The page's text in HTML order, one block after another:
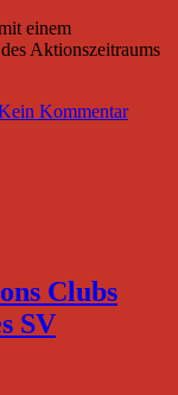
einem
Aktionszeitraums
Kommentar
Clubs
SV